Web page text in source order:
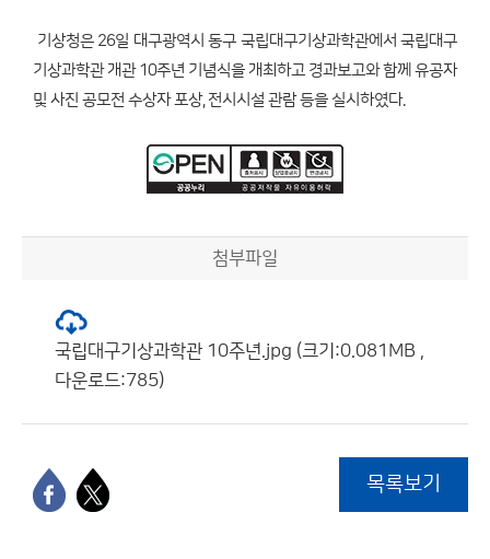
기상청은 26일 대구광역시 동구 국립대구기상과학관에서 국립대구
기상과학관 개관 10주년 기념식을 개최하고 경과보고와 함께 유공자
및 사진 공모전 수상자 포상, 전시시설 관람 등을 실시하였다.
첨부파일
국립대구기상과학관 10주년.jpg (크기:0.081MB ,
다운로드:785)
목록보기